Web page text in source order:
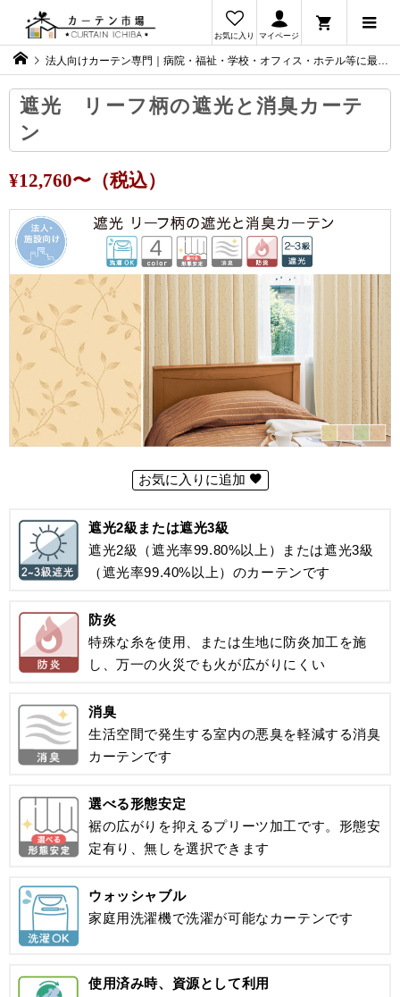
お気に入り マイページ
法人向けカーテン専門｜病院・福祉・学校・オフィス・ホテル等に最適なカーテンをご提案
遮光 リーフ柄の遮光と消臭カーテ
ン
¥12,760〜（税込）
お気に入りに追加
遮光2級または遮光3級
遮光2級（遮光率99.80%以上）または遮光3級
（遮光率99.40%以上）のカーテンです
防炎
特殊な糸を使用、または生地に防炎加工を施
し、万一の火災でも火が広がりにくい
消臭
生活空間で発生する室内の悪臭を軽減する消臭
カーテンです
選べる形態安定
裾の広がりを抑えるプリーツ加工です。形態安
定有り、無しを選択できます
ウォッシャブル
家庭用洗濯機で洗濯が可能なカーテンです
使用済み時、資源として利用